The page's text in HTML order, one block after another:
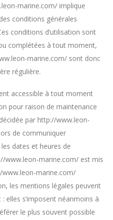
marine.com/ implique
conditions générales
conditions d’utilisation sont
complétées à tout moment,
marine.com/ sont donc
régulière.
accessible à tout moment
pour raison de maintenance
par http://www.leon-
de communiquer
dates et heures de
www.leon-marine.com/ est mis
marine.com/
les mentions légales peuvent
s’imposent néanmoins à
le plus souvent possible